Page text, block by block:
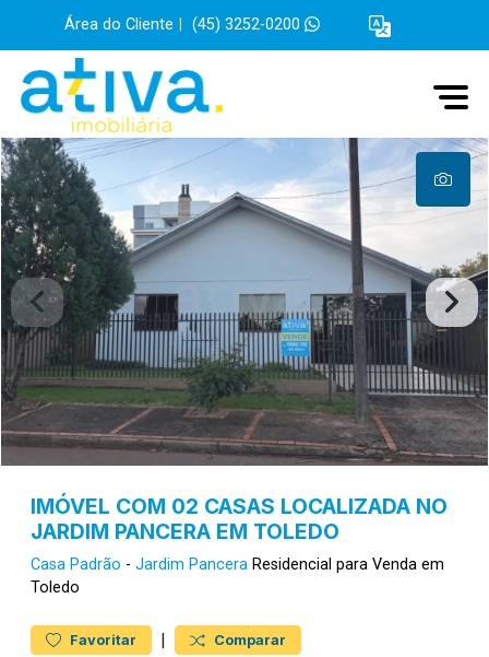
Área do Cliente (45) 3252-0200
IMÓVEL COM 02 CASAS LOCALIZADA NO
JARDIM PANCERA EM TOLEDO
Casa Padrão - Jardim Pancera Residencial para Venda em
Toledo
Favoritar | Comparar